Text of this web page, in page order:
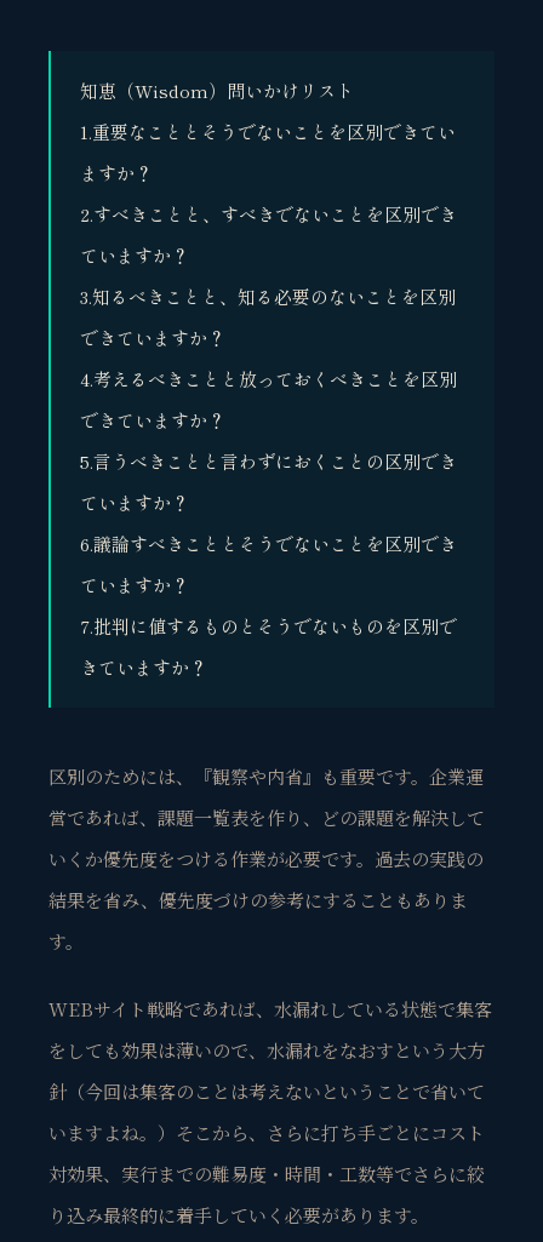
知恵（Wisdom）問いかけリスト
1.重要なこととそうでないことを区別できてい
ますか？
2.すべきことと、すべきでないことを区別でき
ていますか？
3.知るべきことと、知る必要のないことを区別
できていますか？
4.考えるべきことと放っておくべきことを区別
できていますか？
5.言うべきことと言わずにおくことの区別でき
ていますか？
6.議論すべきこととそうでないことを区別でき
ていますか？
7.批判に値するものとそうでないものを区別で
きていますか？
区別のためには、 『観察や内省』も重要です。企業運
営であれば、課題一覧表を作り、どの課題を解決して
いくか優先度をつける作業が必要です。過去の実践の
結果を省み、優先度づけの参考にすることもありま
す。
WEBサイト戦略であれば、水漏れしている状態で集客
をしても効果は薄いので、 水漏れをなおすという大方
針 （今回は集客のことは考えないということで省いて
いますよね。）そこから、さらに打ち手ごとにコスト
対効果、実行までの難易度・時間・工数等でさらに絞
り込み最終的に着手していく必要があります。